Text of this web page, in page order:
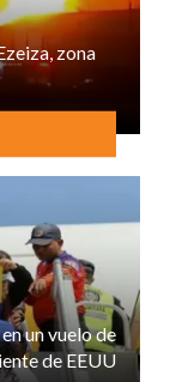
zona
un vuelo de
de EEUU